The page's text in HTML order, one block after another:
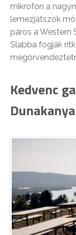
mikrofon a
lemezjátszók
páros a Western
Slabba fogják
Kedvenc